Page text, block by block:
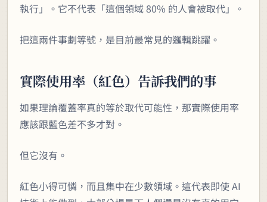
執行」。它不代表「這個領域 80% 的人會被取代」。
把這兩件事劃等號，是目前最常見的邏輯跳躍。
實際使用率（紅色）告訴我們的事
如果理論覆蓋率真的等於取代可能性，那實際使用率
應該跟藍色差不多才對。
但它沒有。
紅色小得可憐，而且集中在少數領域。這代表即使 AI